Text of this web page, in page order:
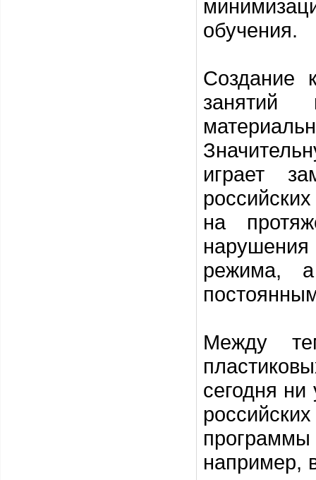
обучения.
Создание
занятий
играет
на
режима,
Между
сегодня
например,